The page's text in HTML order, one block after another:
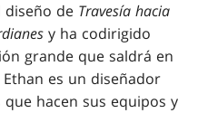
diseño de Travesía hacia
y ha codirigido
grande que saldrá en
es un diseñador
hacen sus equipos y